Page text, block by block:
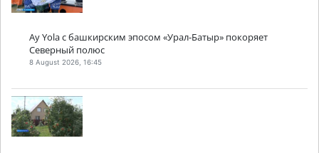
Ay Yola с башкирским эпосом «Урал-Батыр» покоряет
Северный полюс
8 August 2026, 16:45